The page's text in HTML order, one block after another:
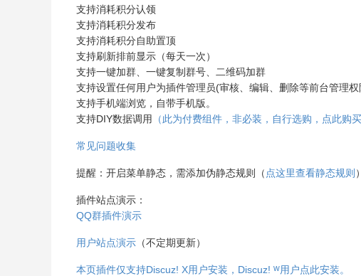
支持消耗积分认领
支持消耗积分发布
支持消耗积分自助置顶
支持刷新排前显示（每天一次）
支持一键加群、一键复制群号、二维码加群
支持设置任何用户为插件管理员(审核、编辑、删除等前台管理权
支持手机端浏览，自带手机版。
支持DIY数据调用
（此为付费组件，非必装，自行选购，点此购
常见问题收集
提醒：开启菜单静态，需添加伪静态规则（ 点这里查看静态规则 ）
插件站点演示：
QQ群插件演示
用户站点演示 （不定期更新）
本页插件仅支持Discuz! X用户安装，Discuz! ᵂ用户点此安装。